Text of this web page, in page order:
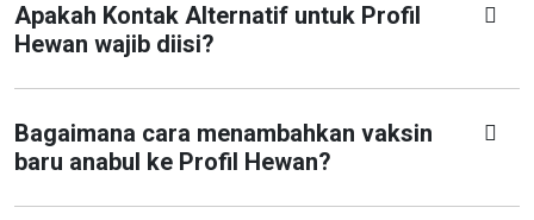
Apakah Kontak Alternatif untuk Profil
Hewan wajib diisi?
Bagaimana cara menambahkan vaksin
baru anabul ke Profil Hewan?